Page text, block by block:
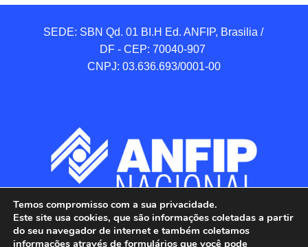
SEDE: SBN Qd. 01 BI.H Ed. ANFIP, Brasilia /
DF - CEP: 70040-907
CNPJ: 03.636.693/0001-00
Temos compromisso com a sua privacidade.
Este site usa cookies, que são informações coletadas a partir
do seu navegador de internet e também coletamos
informações através de formulários que você pode